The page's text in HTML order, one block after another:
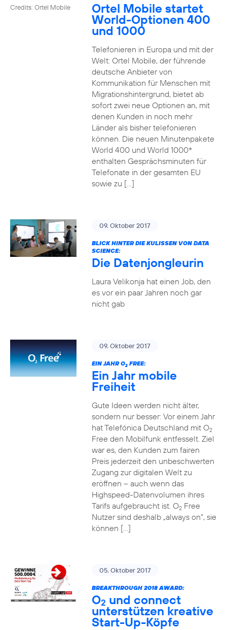
Credits: Ortel Mobile Ortel Mobile startet
World-Optionen 400
und 1000
Telefonieren in Europa und mit der
Welt: Ortel Mobile, der führende
deutsche Anbieter von
Kommunikation für Menschen mit
Migrationshintergrund, bietet ab
sofort zwei neue Optionen an, mit
denen Kunden in noch mehr
Länder als bisher telefonieren
können. Die neuen Minutenpakete
World 400 und World 1000*
enthalten Gesprächsminuten für
Telefonate in der gesamten EU
sowie zu […]
09. Oktober 2017
BLICK HINTER DIE KULISSEN VON DATA
SCIENCE:
Die Datenjongleurin
Laura Velikonja hat einen Job, den
es vor ein paar Jahren noch gar
nicht gab
09. Oktober 2017
EIN JAHR O2FREE:
Ein Jahr mobile
Freiheit
Gute Ideen werden nicht älter,
sondern nur besser: Vor einem Jahr
hat Telefónica Deutschland mit O2
Free den Mobilfunk entfesselt. Ziel
war es, den Kunden zum fairen
Preis jederzeit den unbeschwerten
Zugang zur digitalen Welt zu
eröffnen – auch wenn das
Highspeed-Datenvolumen ihres
Tarifs aufgebraucht ist. O2Free
Nutzer sind deshalb „always on“, sie
können […]
05. Oktober 2017
BREAKTHROUGH 2018 AWARD:
O2 und connect
unterstützen kreative
Start-Up-Köpfe